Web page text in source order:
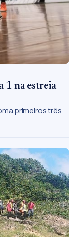
1 na estreia
primeiros três